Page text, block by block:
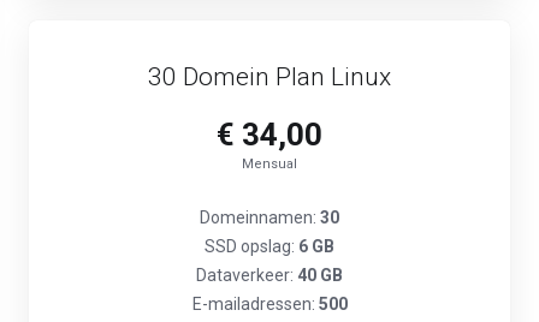
30 Domein Plan Linux
€ 34,00
Mensual
Domeinnamen: 30
SSD opslag: 6 GB
Dataverkeer: 40 GB
E-mailadressen: 500